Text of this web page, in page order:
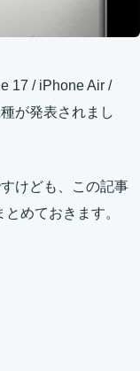
17 / iPhone Air /
が発表されまし
けども、この記事
めておきます。